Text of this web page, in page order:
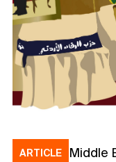
ARTICLE Middle